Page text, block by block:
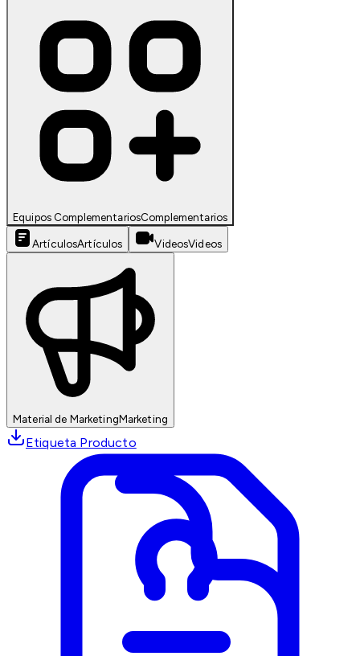
Equipos ComplementariosComplementarios
ArtículosArtículos VideosVideos
Material de MarketingMarketing
Etiqueta Producto